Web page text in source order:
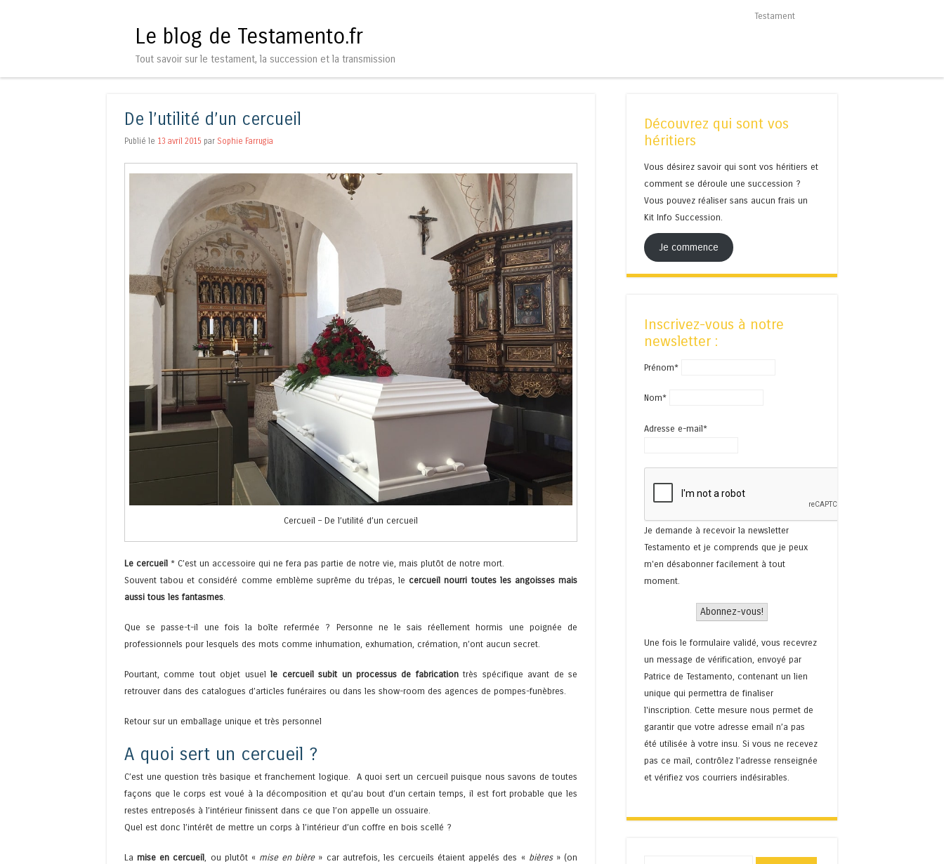
Le blog de Testamento.fr
Tout savoir sur le testament, la succession et la transmission
Testament
De l’utilité d’un cercueil
Publié le 13 avril 2015 par Sophie Farrugia
Cercueil – De l’utilité d’un cercueil
Le cercueil * C’est un accessoire qui ne fera pas partie de notre vie, mais plutôt de notre mort.
Souvent tabou et considéré comme emblème suprême du trépas, le cercueil nourri toutes les angoisses mais
aussi tous les fantasmes
Que se passe-t-il une fois la boîte refermée ? Personne ne le sais réellement hormis une poignée de
professionnels pour lesquels des mots comme inhumation, exhumation, crémation, n’ont aucun secret.
Pourtant, comme tout objet usuelle cercueil subit un processus de fabricationtrès spécifique avant de se
retrouver dans des catalogues d’articles funéraires ou dans les show-room des agences de pompes-funèbres.
Retour sur un emballage unique et très personnel
A quoi sert un cercueil ?
C’est une question très basique et franchement logique. A quoi sert un cercueil puisque nous savons de toutes
façons que le corps est voué à la décomposition et qu’au bout d’un certain temps, il est fort probable que les
restes entreposés à l’intérieur finissent dans ce que l’on appelle un ossuaire.
Quel est donc l’intérêt de mettre un corps à l’intérieur d’un coffre en bois scellé ?
Lamise en cercueil, ou plutôt « mise en bière» car autrefois, les cercueils étaient appelés des « bières» (on
Découvrez qui sont vos
héritiers
Vous désirez savoir qui sont vos héritiers et
comment se déroule une succession ?
Vous pouvez réaliser sans aucun frais un
Kit Info Succession.
Je commence
Inscrivez-vous à notre
newsletter :
Prénom*
Nom*
Adresse e-mail*
Je demande à recevoir la newsletter
Testamento et je comprends que je peux
m'en désabonner facilement à tout
moment.
Une fois le formulaire validé, vous recevrez
un message de vérification, envoyé par
Patrice de Testamento, contenant un lien
unique qui permettra de finaliser
l'inscription. Cette mesure nous permet de
garantir que votre adresse email n’a pas
été utilisée à votre insu. Si vous ne recevez
pas ce mail, contrôlez l’adresse renseignée
et vérifiez vos courriers indésirables.